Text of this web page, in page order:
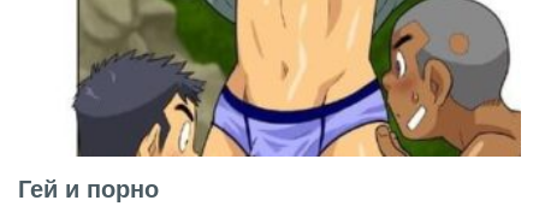
Гей и порно